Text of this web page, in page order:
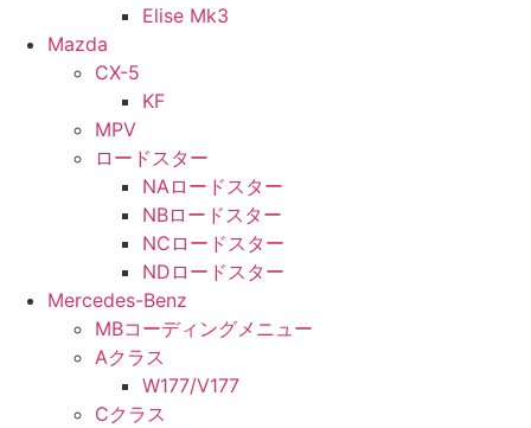
Elise Mk3
Mazda
CX-5
KF
MPV
ロードスター
NAロードスター
NBロードスター
NCロードスター
NDロードスター
Mercedes-Benz
MBコーディングメニュー
Aクラス
W177/V177
Cクラス